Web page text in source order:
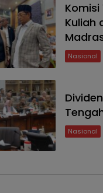
Komisi
Kuliah
Nasional
Nasional